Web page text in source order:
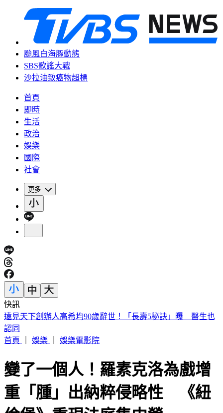
颱風白海豚動態
SBS歌謠大戰
沙拉油致癌物超標
首頁
即時
生活
政治
娛樂
國際
社會
更多
快訊
美股開盤／聯準會升息疑慮意外減緩！標普、那指「雙開高」
首頁
變了一個人！羅素克洛為戲增
重「腫」出納粹侵略性 《紐
倫堡》重現法庭集中營